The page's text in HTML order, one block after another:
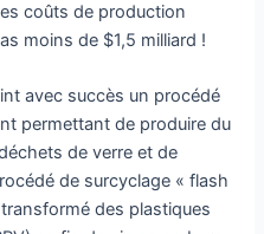
coûts de production
moins de $1,5 milliard !
avec succès un procédé
permettant de produire du
de verre et de
de surcyclage « flash
des plastiques